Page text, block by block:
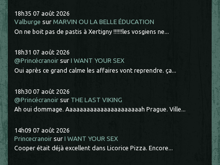
18h35 07 août 2026
Valburge surMARVIN OU LA BELLE ÉDUCATION
On ne boit pas de pastis à Xertigny !!!!!!les vosgiens ne...
18h31 07 août 2026
@Princécranoir surI WANT YOUR SEX
Oui après ce grand calme les affaires vont reprendre. ça...
18h30 07 août 2026
@Princécranoir sur THE LAST VIKING
Ah oui dommage. Aaaaaaaaaaaaaaaaaaaaaah Prague. Ville...
14h09 07 août 2026
Princecranoir surI WANT YOUR SEX
Cooper était déjà excellent dans Licorice Pizza. Encore...